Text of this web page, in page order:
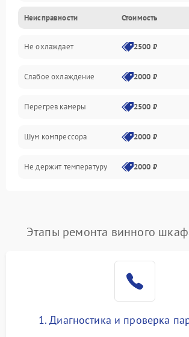
Неисправности Стоимость
Не охлаждает 2500 ₽
Слабое охлаждение 2000 ₽
Перегрев камеры 2500 ₽
Шум компрессора 2000 ₽
Не держит температуру 2000 ₽
Этапы ремонта винного
1. Диагностика и проверка